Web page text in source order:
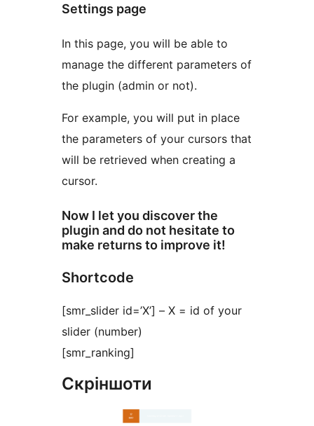
Settings page
In this page, you will be able to
manage the different parameters of
the plugin (admin or not).
For example, you will put in place
the parameters of your cursors that
will be retrieved when creating a
cursor.
Now I let you discover the
plugin and do not hesitate to
make returns to improve it!
Shortcode
[smr_slider id=’X’] – X = id of your
slider (number)
[smr_ranking]
Скріншоти